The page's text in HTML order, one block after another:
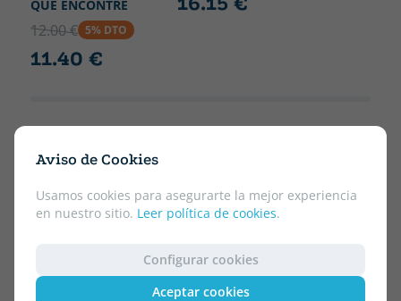
Aviso de Cookies
Usamos cookies para asegurarte la mejor experiencia
en nuestro sitio. Leer política de cookies.
Configurar cookies
Aceptar cookies
QUE ENCONTRÈ
12.00 € 5% DTO
11.40 €